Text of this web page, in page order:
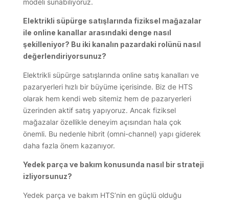
modeli sunabiliyoruz.
Elektrikli süpürge satışlarında fiziksel mağazalar
ile online kanallar arasındaki denge nasıl
şekilleniyor? Bu iki kanalın pazardaki rolünü nasıl
değerlendiriyorsunuz?
Elektrikli süpürge satışlarında online satış kanalları ve
pazaryerleri hızlı bir büyüme içerisinde. Biz de HTS
olarak hem kendi web sitemiz hem de pazaryerleri
üzerinden aktif satış yapıyoruz. Ancak fiziksel
mağazalar özellikle deneyim açısından hala çok
önemli. Bu nedenle hibrit (omni-channel) yapı giderek
daha fazla önem kazanıyor.
Yedek parça ve bakım konusunda nasıl bir strateji
izliyorsunuz?
Yedek parça ve bakım HTS’nin en güçlü olduğu